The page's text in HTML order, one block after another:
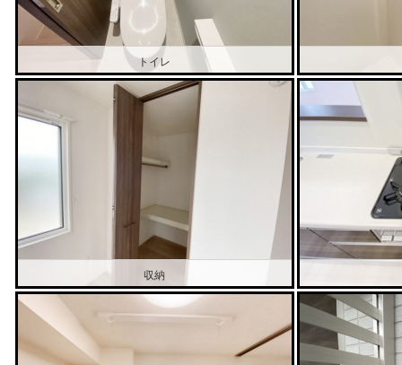
トイレ
収納